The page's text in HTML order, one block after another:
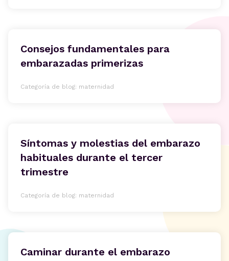
Consejos fundamentales para
embarazadas primerizas
Categoría de blog: maternidad
Síntomas y molestias del embarazo
habituales durante el tercer
trimestre
Categoría de blog: maternidad
Caminar durante el embarazo